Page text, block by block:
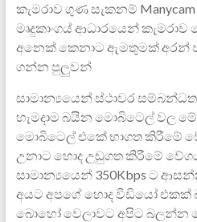
කැමරාව ගුණ සැකනම්
මෘදුකාංගය් ආධාරයෙන් කැමරාව
අනෙක් කෙනාට ඇමතුමක් අරන්
ගන්න පුලුවන්‍
සාමාන්‍යයෙන් ස්ථාවර
හැමදාම බයින මොබිටෙල් වල
මොබිටෙල් එකේ භාගත කිරීමේ
උනාට හොද උඩුගත කිරීමේ
සාමාන්‍යයෙන් 350Kbps ට
අයට අපගේ හොද ‍වීඩියෝ එකක්
බොහෝ වෙලාවට අපිට බලන්න